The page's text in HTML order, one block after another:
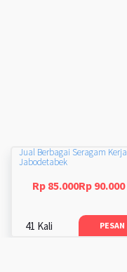
Jual Berbagai Seragam Kerja
Jabodetabek
Rp 85.000Rp 90.000
41 Kali PESAN